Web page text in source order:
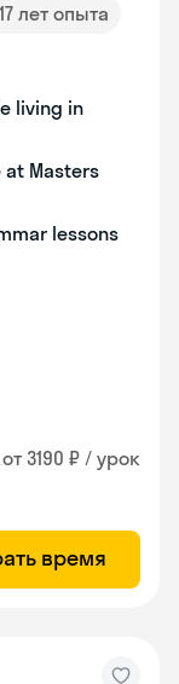
17 лет опыта
living in
at Masters
lessons
от 3190 ₽ / урок
время